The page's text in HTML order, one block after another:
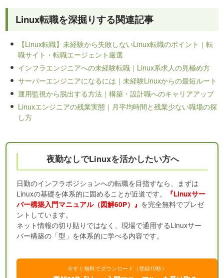
Linux転職を深掘りする関連記事
【Linux転職】未経験から失敗しないLinux転職のポイント｜転
職サイト・転職エージェント厳選
インフラエンジニアへの未経験転職｜Linux系求人の見極め方
サーバーエンジニアになるには｜未経験Linuxからの最短ルート
運用監視から脱出する方法｜構築・設計職へのキャリアアップ
Linuxエンジニアの残業実態｜月平均時間と残業少ない職場の探
し方
夜勤なしでLinuxを活かしたい方へ
日勤のインフラポジションへの転職を目指すなら、まずは
Linuxの基礎を体系的に固めることが近道です。
『Linuxサー
バー構築入門マニュアル（図解60P）』 を完全無料でプレゼ
ントしています。
ネット情報の切り貼りではなく、現場で通用するLinuxサー
バー構築の「型」を体系的に学べる内容です。
今すぐ無料でダウンロード（登録10秒）